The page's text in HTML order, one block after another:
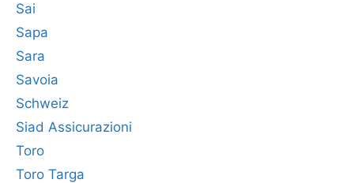
Sai
Sapa
Sara
Savoia
Schweiz
Siad Assicurazioni
Toro
Toro Targa